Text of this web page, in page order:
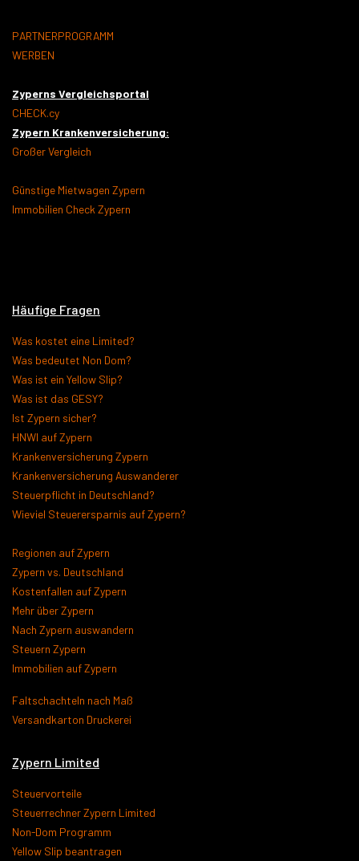
PARTNERPROGRAMM
WERBEN
Zyperns Vergleichsportal
CHECK.cy
Zypern Krankenversicherung:
Großer Vergleich
Günstige Mietwagen Zypern
Immobilien Check Zypern
Häufige Fragen
Was kostet eine Limited?
Was bedeutet Non Dom?
Was ist ein Yellow Slip?
Was ist das GESY?
Ist Zypern sicher?
HNWI auf Zypern
Krankenversicherung Zypern
Krankenversicherung Auswanderer
Steuerpflicht in Deutschland?
Wieviel Steuerersparnis auf Zypern?
Regionen auf Zypern
Zypern vs. Deutschland
Kostenfallen auf Zypern
Mehr über Zypern
Nach Zypern auswandern
Steuern Zypern
Immobilien auf Zypern
Faltschachteln nach Maß
Versandkarton Druckerei
Zypern Limited
Steuervorteile
Steuerrechner Zypern Limited
Non-Dom Programm
Yellow Slip beantragen